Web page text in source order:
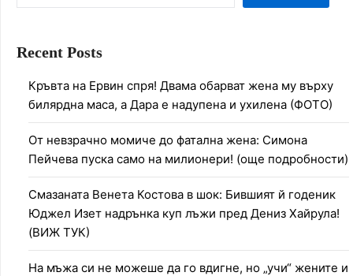
Recent Posts
Кръвта на Ервин спря! Двама обарват жена му върху
билярдна маса, а Дара е надупена и ухилена (ФОТО)
От невзрачно момиче до фатална жена: Симона
Пейчева пуска само на милионери! (още подробности)
Смазаната Венета Костова в шок: Бившият й годеник
Юджел Изет надрънка куп лъжи пред Дениз Хайрула!
(ВИЖ ТУК)
На мъжа си не можеше да го вдигне, но „учи“ жените и